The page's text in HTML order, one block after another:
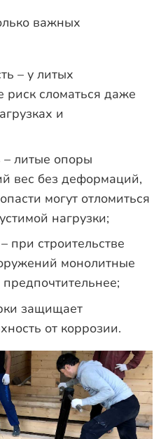
важных
– у литых
сломаться даже
и
– литые опоры
вес без деформаций,
могут отломиться
нагрузки;
при строительстве
монолитные
защищает
от коррозии.